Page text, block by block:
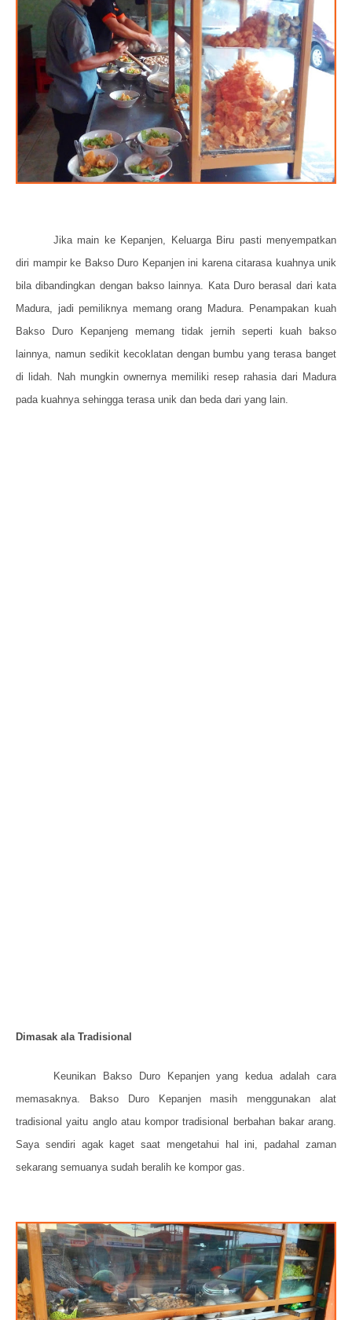
Jika main ke Kepanjen, Keluarga Biru pasti menyempatkan
diri mampir ke Bakso Duro Kepanjen ini karena citarasa kuahnya unik
bila dibandingkan dengan bakso lainnya. Kata Duro berasal dari kata
Madura, jadi pemiliknya memang orang Madura. Penampakan kuah
Bakso Duro Kepanjeng memang tidak jernih seperti kuah bakso
lainnya, namun sedikit kecoklatan dengan bumbu yang terasa banget
di lidah. Nah mungkin ownernya memiliki resep rahasia dari Madura
pada kuahnya sehingga terasa unik dan beda dari yang lain.
Dimasak ala Tradisional
Keunikan Bakso Duro Kepanjen yang kedua adalah cara
memasaknya. Bakso Duro Kepanjen masih menggunakan alat
tradisional yaitu anglo atau kompor tradisional berbahan bakar arang.
Saya sendiri agak kaget saat mengetahui hal ini, padahal zaman
sekarang semuanya sudah beralih ke kompor gas.